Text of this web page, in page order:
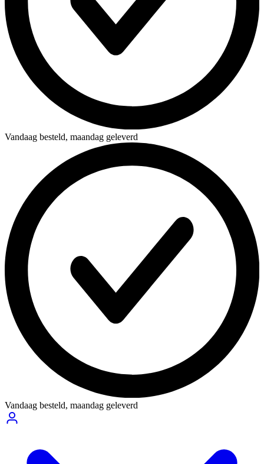
Vandaag besteld, maandag geleverd
Vandaag besteld, maandag geleverd